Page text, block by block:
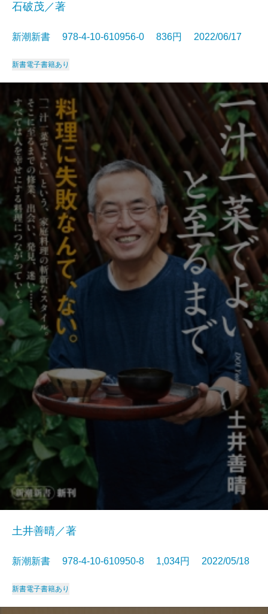
石破茂／著
新潮新書 978-4-10-610956-0 836円 2022/06/17
新書電子書籍あり
土井善晴／著
新潮新書 978-4-10-610950-8 1,034円 2022/05/18
新書電子書籍あり